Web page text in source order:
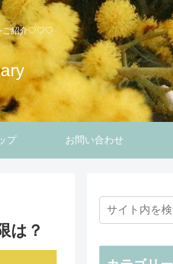
をご紹介♡♡♡
プ お問い合わせ
は？